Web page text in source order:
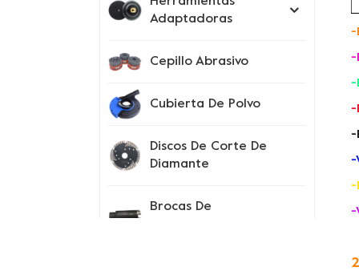
-
-
-
-
-
-
-
-
Adaptadoras
Cepillo Abrasivo
Cubierta De Polvo
Discos De Corte De
Diamante
Brocas De